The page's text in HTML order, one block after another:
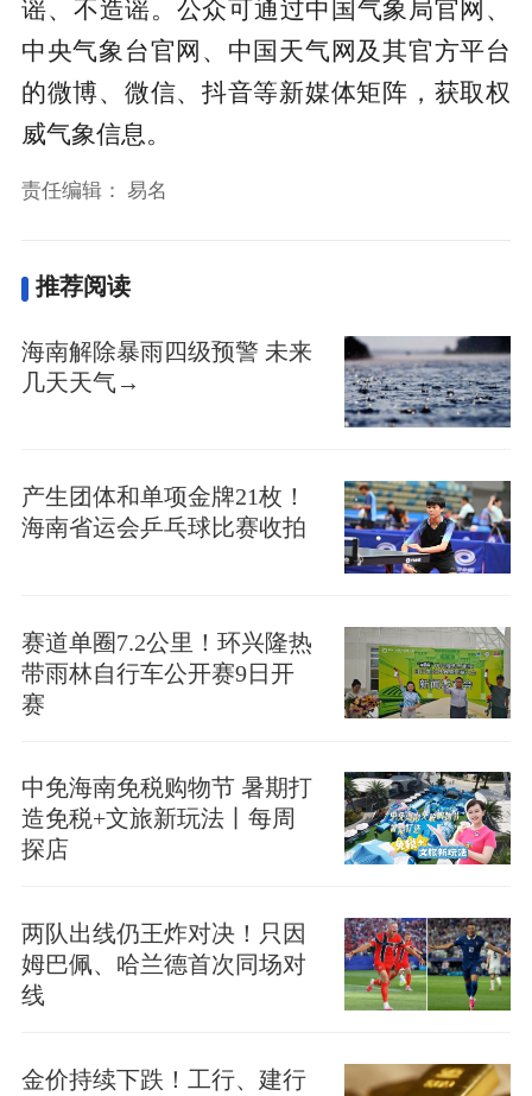
谣‌、不造谣。公众可通过中国气象局官网、
中央气象台官网、中国天气网及其官方平台
的微博、微信、抖音等新媒体矩阵，获取权
威气象信息。
责任编辑： 易名
推荐阅读
海南解除暴雨四级预警 未来
几天天气→
产生团体和单项金牌21枚！
海南省运会乒乓球比赛收拍
赛道单圈7.2公里！环兴隆热
带雨林自行车公开赛9日开
赛
中免海南免税购物节 暑期打
造免税+文旅新玩法丨每周
探店
两队出线仍王炸对决！只因
姆巴佩、哈兰德首次同场对
线
金价持续下跌！工行、建行